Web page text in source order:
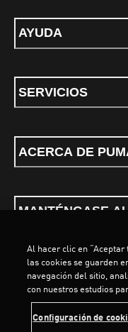
AYUDA
SERVICIOS
ACERCA DE
MANTÉNGASE
Términos y condiciones
PUMA, 2026. Todos los
Al hacer clic en “Aceptar
las cookies se guarden
navegación del sitio,
con nuestros estudios
Configuración de